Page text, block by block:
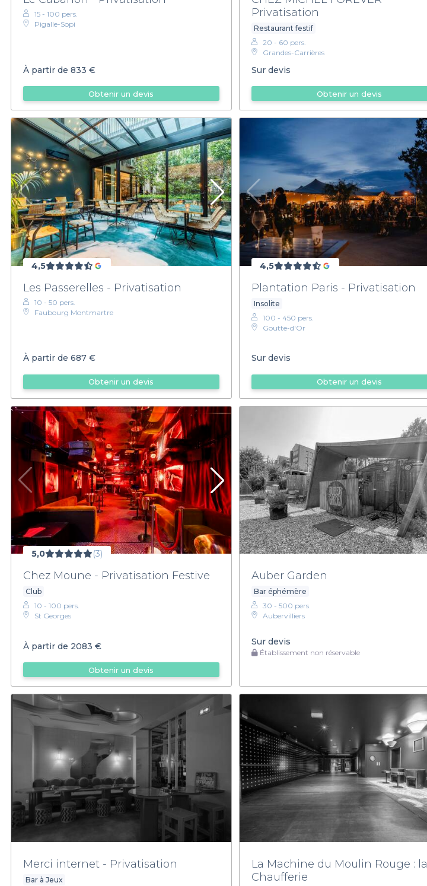
15 - 100 pers.
Pigalle-Sopi
À partir de 833 €
Obtenir un devis
Privatisation
Restaurant festif
20 - 60 pers.
Grandes-Carrières
Sur devis
Obtenir un devis
4,5
Les Passerelles - Privatisation
10 - 50 pers.
Faubourg Montmartre
À partir de 687 €
Obtenir un devis
4,5
Plantation Paris - Privatisation
Insolite
100 - 450 pers.
Goutte-d'Or
Sur devis
Obtenir un devis
5,0 (3)
Chez Moune - Privatisation Festive
Club
10 - 100 pers.
St Georges
À partir de 2083 €
Obtenir un devis
Auber Garden
Bar éphémère
30 - 500 pers.
Aubervilliers
Sur devis
Établissement non réservable
Merci internet - Privatisation
Bar à Jeux
La Machine du Moulin Rouge : la
Chaufferie